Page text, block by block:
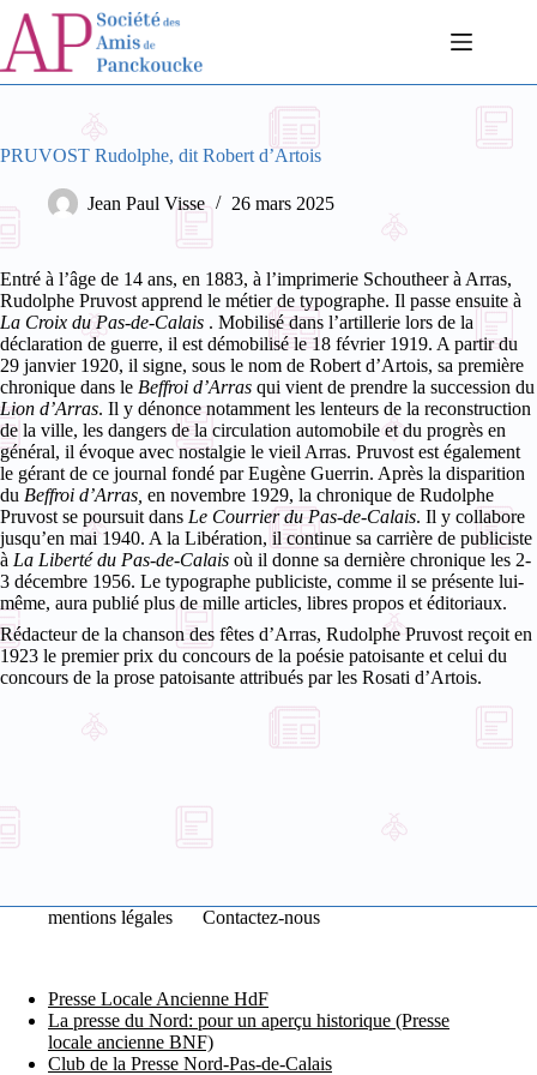
Passer
contenu
PRUVOST Rudolphe, dit Robert d’Artois
Jean Paul Visse 26 mars 2025
Entré à l’âge de 14 ans, en 1883, à l’imprimerie Schoutheer à Arras,
Rudolphe Pruvost apprend le métier de typographe. Il passe ensuite à
La Croix du Pas-de-Calais . Mobilisé dans l’artillerie lors de la
déclaration de guerre, il est démobilisé le 18 février 1919. A partir du
29 janvier 1920, il signe, sous le nom de Robert d’Artois, sa première
chronique dans le Beffroi d’Arras qui vient de prendre la succession du
Lion d’Arras. Il y dénonce notamment les lenteurs de la reconstruction
de la ville, les dangers de la circulation automobile et du progrès en
général, il évoque avec nostalgie le vieil Arras. Pruvost est également
le gérant de ce journal fondé par Eugène Guerrin. Après la disparition
du Beffroi d’Arras, en novembre 1929, la chronique de Rudolphe
Pruvost se poursuit dans Le Courrier du Pas-de-Calais. Il y collabore
jusqu’en mai 1940. A la Libération, il continue sa carrière de publiciste
à La Liberté du Pas-de-Calais où il donne sa dernière chronique les 2-
3 décembre 1956. Le typographe publiciste, comme il se présente lui-
même, aura publié plus de mille articles, libres propos et éditoriaux.
Rédacteur de la chanson des fêtes d’Arras, Rudolphe Pruvost reçoit en
1923 le premier prix du concours de la poésie patoisante et celui du
concours de la prose patoisante attribués par les Rosati d’Artois.
mentions légales Contactez-nous
Presse Locale Ancienne HdF
La presse du Nord: pour un aperçu historique (Presse
locale ancienne BNF)
Club de la Presse Nord-Pas-de-Calais